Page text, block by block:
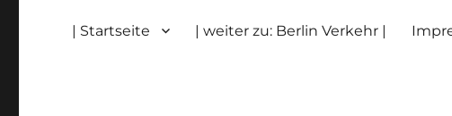
| Startseite | weiter zu: Berlin Verkehr |